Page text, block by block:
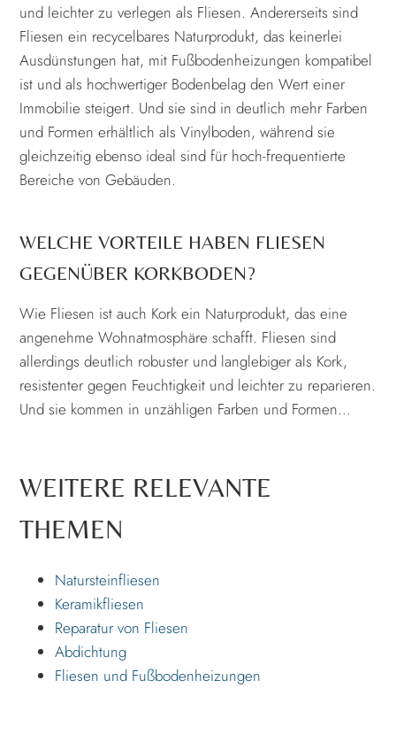
und leichter zu verlegen als Fliesen. Andererseits sind
Fliesen ein recycelbares Naturprodukt, das keinerlei
Ausdünstungen hat, mit Fußbodenheizungen kompatibel
ist und als hochwertiger Bodenbelag den Wert einer
Immobilie steigert. Und sie sind in deutlich mehr Farben
und Formen erhältlich als Vinylboden, während sie
gleichzeitig ebenso ideal sind für hoch-frequentierte
Bereiche von Gebäuden.
WELCHE VORTEILE HABEN FLIESEN
GEGENÜBER KORKBODEN?
Wie Fliesen ist auch Kork ein Naturprodukt, das eine
angenehme Wohnatmosphäre schafft. Fliesen sind
allerdings deutlich robuster und langlebiger als Kork,
resistenter gegen Feuchtigkeit und leichter zu reparieren.
Und sie kommen in unzähligen Farben und Formen…
WEITERE RELEVANTE
THEMEN
Natursteinfliesen
Keramikfliesen
Reparatur von Fliesen
Abdichtung
Fliesen und Fußbodenheizungen